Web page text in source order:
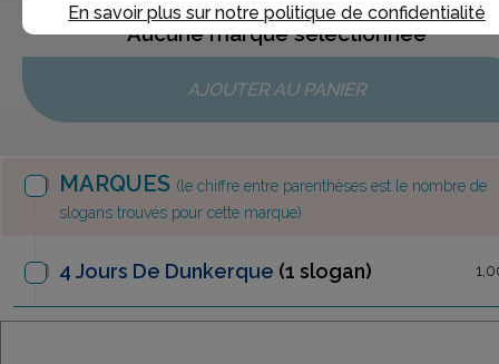
Aucune marque sélectionnée
AJOUTER AU PANIER
MARQUES (le chiffre entre parenthèses est le nombre de
slogans trouvés pour cette marque)
4 Jours De Dunkerque (1 slogan)
En savoir plus sur notre politique de confidentialité